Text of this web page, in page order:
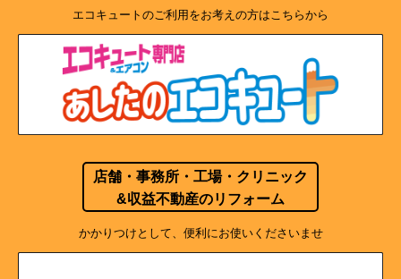
エコキュートのご利用をお考えの方はこちらから
店舗・事務所・工場・クリニック
&収益不動産のリフォーム
かかりつけとして、便利にお使いくださいませ